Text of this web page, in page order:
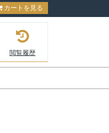
カートを見る
閲覧履歴